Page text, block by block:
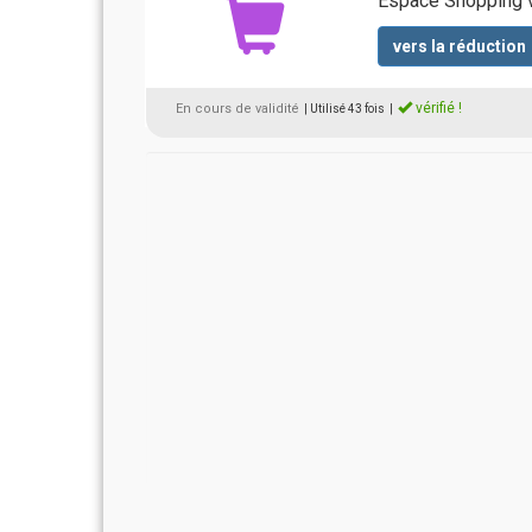
vers la réduction
En cours de validité | Utilisé 43 fois vérifié !